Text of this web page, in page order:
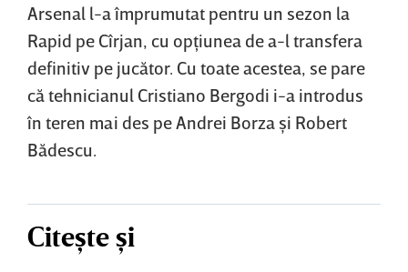
Arsenal l-a împrumutat pentru un sezon la
Rapid pe Cîrjan, cu opţiunea de a-l transfera
definitiv pe jucător. Cu toate acestea, se pare
că tehnicianul Cristiano Bergodi i-a introdus
în teren mai des pe Andrei Borza şi Robert
Bădescu.
Citește și